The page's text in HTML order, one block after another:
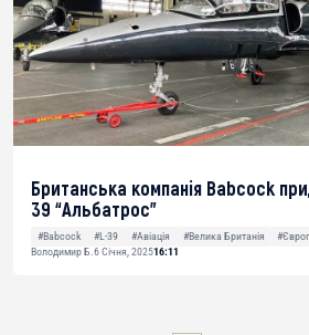
Британська компанія Babcock
39 “Альбатрос”
#Babcock #L-39 #Авіація #Велика Британія
Володимир Б.6 Січня, 202516:11